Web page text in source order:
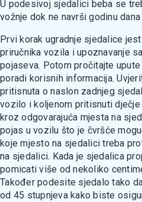
U podesivoj sjedalici beba se
vožnje dok ne navrši godinu
Prvi korak ugradnje sjedalice
priručnika vozila i upoznavanje
pojaseva. Potom pročitajte
poradi korisnih informacija.
pritisnuta o naslon zadnjeg
vozilo i koljenom pritisnuti
kroz odgovarajuća mjesta na
pojas u vozilu što je čvršće
koje mjesto na sjedalici treba
na sjedalici. Kada je sjedalica
pomicati više od nekoliko
Također podesite sjedalo tako
od 45 stupnjeva kako biste